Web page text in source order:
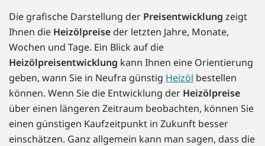
Die grafische Darstellung der Preisentwicklung zeigt
Ihnen die Heizölpreise der letzten Jahre, Monate,
Wochen und Tage. Ein Blick auf die
Heizölpreisentwicklung kann Ihnen eine Orientierung
geben, wann Sie in Neufra günstig Heizöl bestellen
können. Wenn Sie die Entwicklung der Heizölpreise
über einen längeren Zeitraum beobachten, können Sie
einen günstigen Kaufzeitpunkt in Zukunft besser
einschätzen. Ganz allgemein kann man sagen, dass die